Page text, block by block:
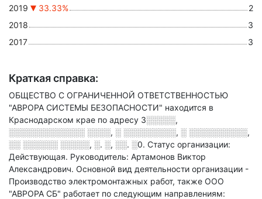
2019 33.33%
2
2018
3
2017
3
Краткая справка:
ОБЩЕСТВО С ОГРАНИЧЕННОЙ ОТВЕТСТВЕННОСТЬЮ
"АВРОРА СИСТЕМЫ БЕЗОПАСНОСТИ" находится в
Краснодарском крае по адресу 3░░░░░,
░░░░░░░░░░░░░ ░░░░, ░ ░░░░░░░░░, ░ ░░░░░░░░░░,
░░ ░░░░░░ ░░░░░, ░. ░, ░░. ░0. Статус организации:
Действующая. Руководитель: Артамонов Виктор
Александрович. Основной вид деятельности организации -
Производство электромонтажных работ, также ООО
"АВРОРА СБ" работает по следующим направлениям: